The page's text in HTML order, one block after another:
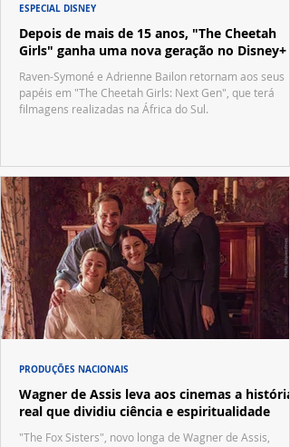
Depois de mais de 15 anos, "The Cheetah
Girls" ganha uma nova geração no Disney+
Raven-Symoné e Adrienne Bailon retornam aos seus
papéis em "The Cheetah Girls: Next Gen", que terá
filmagens realizadas na África do Sul.
ESPECIAL DISNEY
Wagner de Assis leva aos cinemas a história
real que dividiu ciência e espiritualidade
"The Fox Sisters", novo longa de Wagner de Assis,
PRODUÇÕES NACIONAIS